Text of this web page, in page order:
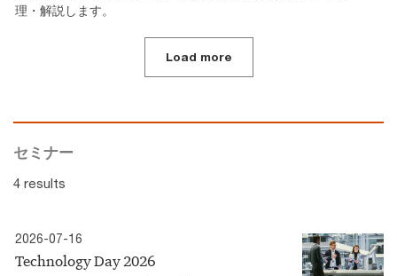
理・解説します。
Load more
セミナー
4 results
2026-07-16
Technology Day 2026